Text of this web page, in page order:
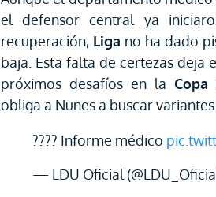
el defensor central ya
recuperación, Liga no ha dado
baja. Esta falta de certezas deja
próximos desafíos en laCopa
obliga a Nunes a buscar variantes
???? Informe médico
— LDU Oficial